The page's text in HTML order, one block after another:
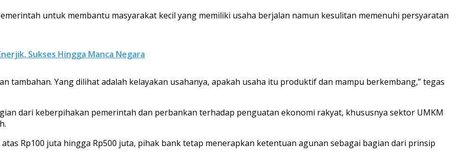
untuk membantu masyarakat kecil yang memiliki usaha berjalan namun kesulitan memenuhi persyaratan
Sukses Hingga Manca Negara
tambahan. Yang dilihat adalah kelayakan usahanya, apakah usaha itu produktif dan mampu berkembang,” tegas
dari keberpihakan pemerintah dan perbankan terhadap penguatan ekonomi rakyat, khususnya sektor UMKM
Rp100 juta hingga Rp500 juta, pihak bank tetap menerapkan ketentuan agunan sebagai bagian dari prinsip